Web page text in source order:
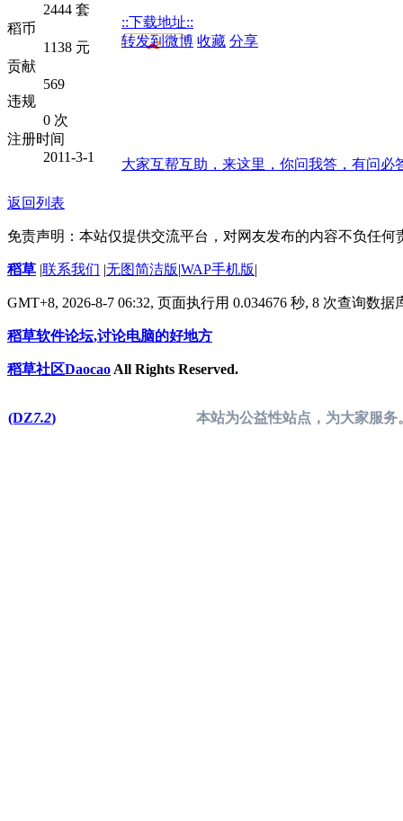
2444 套
稻币
1138 元
贡献
569
违规
0 次
注册时间
2011-3-1
::下载地址::
转发到微博 收藏 分享
大家互帮互助，来这里，你问我答，有问必
返回列表
免责声明：本站仅提供交流平台，对网友发布的内容不负任
稻草 |联系我们 |无图简洁版|WAP手机版|
GMT+8, 2026-8-7 06:32, 页面执行用 0.034676 秒, 8 次查询数
稻草软件论坛,讨论电脑的好地方
稻草社区Daocao All Rights Reserved.
(DZ7.2) 本站为公益性站点，为大家服